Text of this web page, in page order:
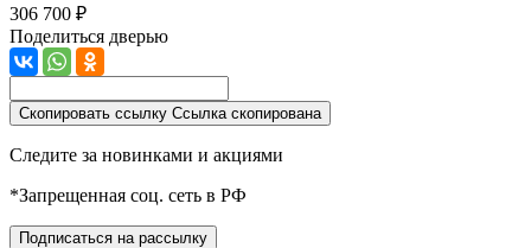
306 700 ₽
Поделиться дверью
Скопировать ссылку Ссылка скопирована
Следите за новинками и акциями
*Запрещенная соц. сеть в РФ
Подписаться на рассылку